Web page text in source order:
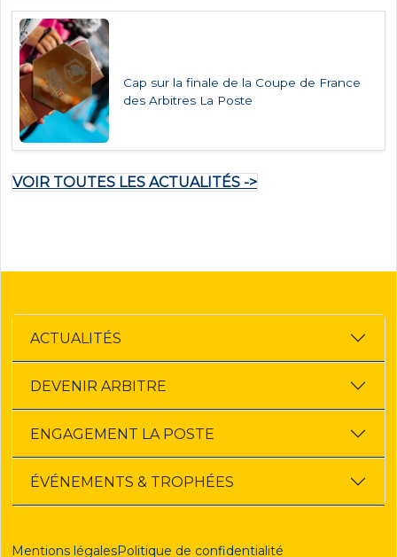
Cap sur la finale de la Coupe de France
des Arbitres La Poste
VOIR TOUTES LES ACTUALITÉS ->
ACTUALITÉS
DEVENIR ARBITRE
ENGAGEMENT LA POSTE
ÉVÉNEMENTS & TROPHÉES
Mentions légalesPolitique de confidentialité